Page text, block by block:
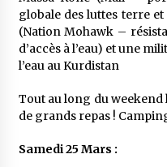
globale des luttes terre
(Nation Mohawk –
d’accès à l’eau) et une
l’eau au Kurdistan
Tout au long du weekend
de grands repas !
Samedi 25 Mars :